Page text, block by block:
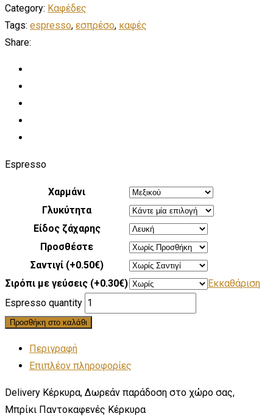
Category: Καφέδες
Tags: espresso, εσπρέσο, καφές
Share:
Espresso
Χαρμάνι
Γλυκύτητα
Είδος ζάχαρης
Προσθέστε
Σαντιγί (+0.50€)
Σιρόπι με γεύσεις (+0.30€)
Εκκαθάριση
Espresso quantity
Προσθήκη στο καλάθι
Περιγραφή
Επιπλέον πληροφορίες
Delivery Κέρκυρα, Δωρεάν παράδοση στο χώρο σας,
Μπρίκι Παντοκαφενές Κέρκυρα